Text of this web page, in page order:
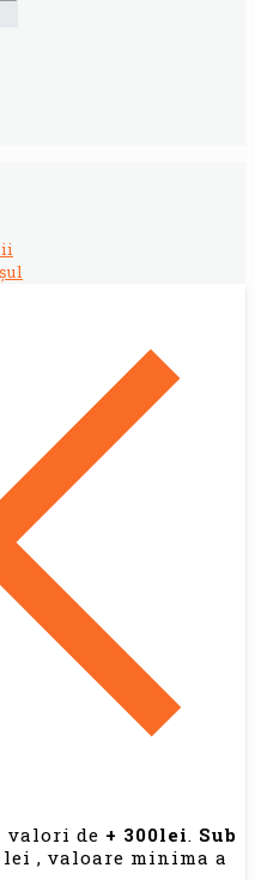
valori de + 300lei. Sub
, valoare minima a